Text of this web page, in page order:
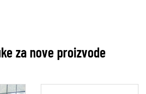
za nove proizvode